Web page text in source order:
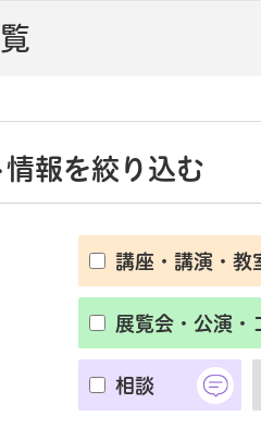
情報を絞り込む
講座・講演・教
展覧会・公演・
相談